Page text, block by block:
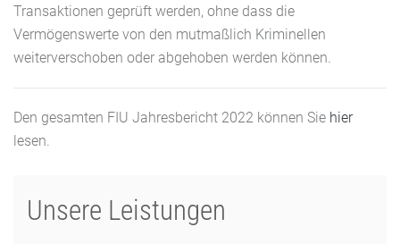
Transaktionen geprüft werden, ohne dass die
Vermögenswerte von den mutmaßlich Kriminellen
weiterverschoben oder abgehoben werden können.
Den gesamten FIU Jahresbericht 2022 können Sie hier
lesen.
Unsere Leistungen